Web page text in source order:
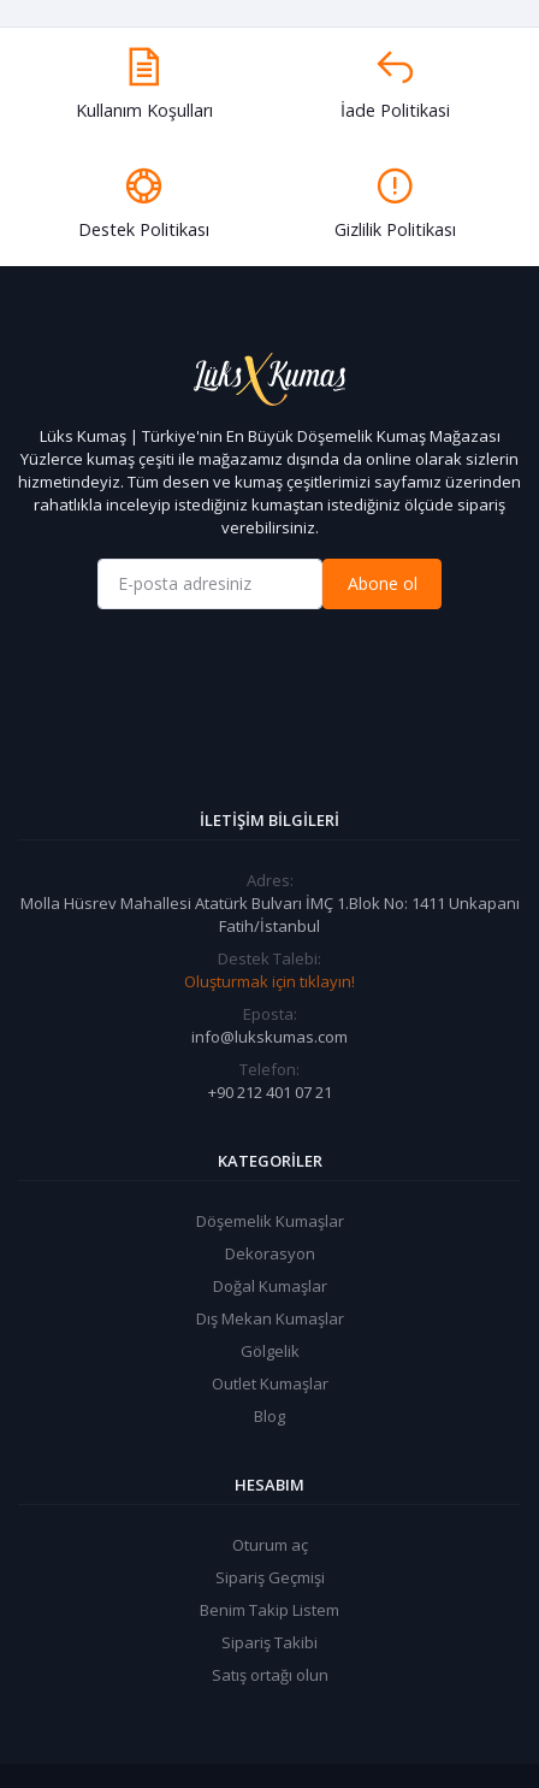
Kullanım Koşulları İade Politikasi
Destek Politikası Gizlilik Politikası
Lüks Kumaş | Türkiye'nin En Büyük Döşemelik Kumaş Mağazası
Yüzlerce kumaş çeşiti ile mağazamız dışında da online olarak sizlerin
hizmetindeyiz. Tüm desen ve kumaş çeşitlerimizi sayfamız üzerinden
rahatlıkla inceleyip istediğiniz kumaştan istediğiniz ölçüde sipariş
verebilirsiniz.
Abone ol
İLETIŞIM BILGILERI
Adres:
Molla Hüsrev Mahallesi Atatürk Bulvarı İMÇ 1.Blok No: 1411 Unkapanı
Fatih/İstanbul
Destek Talebi:
Oluşturmak için tıklayın!
Eposta:
info@lukskumas.com
Telefon:
+90 212 401 07 21
KATEGORILER
Döşemelik Kumaşlar
Dekorasyon
Doğal Kumaşlar
Dış Mekan Kumaşlar
Gölgelik
Outlet Kumaşlar
Blog
HESABIM
Oturum aç
Sipariş Geçmişi
Benim Takip Listem
Sipariş Takibi
Satış ortağı olun